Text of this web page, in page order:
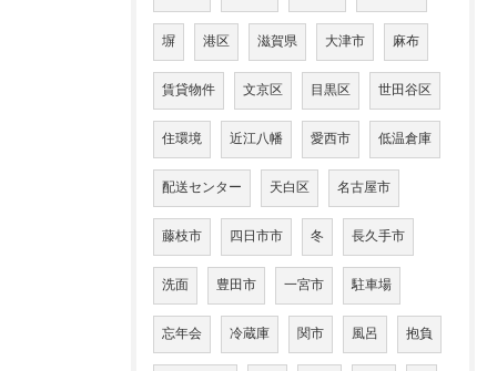
塀 港区 滋賀県 大津市 麻布
賃貸物件 文京区 目黒区 世田谷区
住環境 近江八幡 愛西市 低温倉庫
配送センター 天白区 名古屋市
藤枝市 四日市市 冬 長久手市
洗面 豊田市 一宮市 駐車場
忘年会 冷蔵庫 関市 風呂 抱負